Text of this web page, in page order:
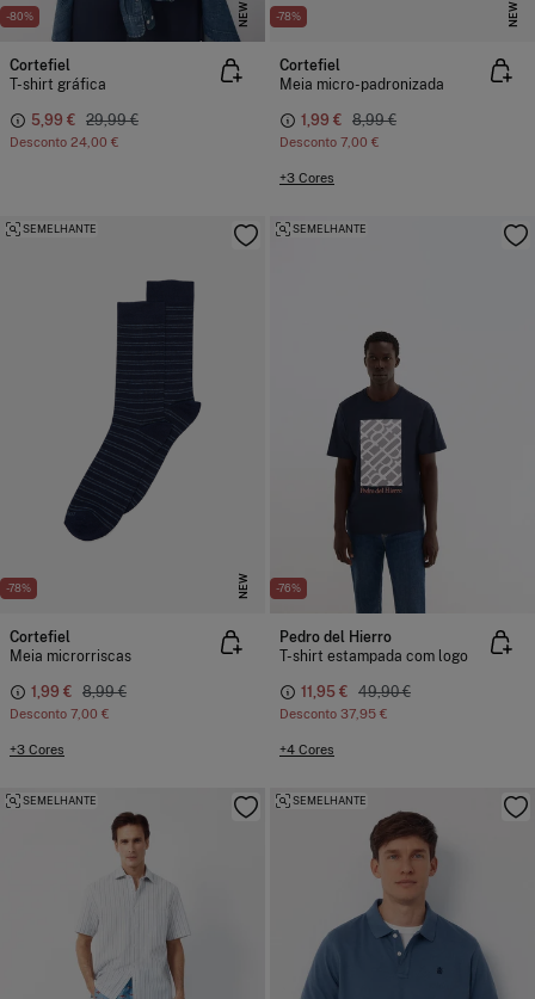
-80% NEW
Cortefiel
T-shirt gráfica
5,99 € 29,99 €
Desconto 24,00 €
-78% NEW
Cortefiel
Meia micro-padronizada
1,99 € 8,99 €
Desconto 7,00 €
+3 Cores
-78% NEW
SEMELHANTE
Cortefiel
Meia microrriscas
1,99 € 8,99 €
Desconto 7,00 €
+3 Cores
-76%
SEMELHANTE
Pedro del Hierro
T-shirt estampada com logo
11,95 € 49,90 €
Desconto 37,95 €
+4 Cores
SEMELHANTE SEMELHANTE